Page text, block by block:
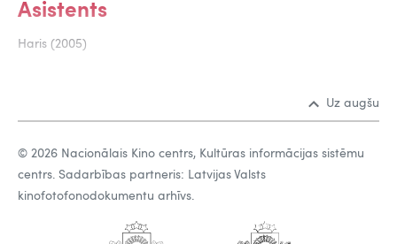
Asistents
Haris (2005)
Uz augšu
© 2026 Nacionālais Kino centrs, Kultūras informācijas sistēmu
centrs. Sadarbības partneris: Latvijas Valsts
kinofotofonodokumentu arhīvs.